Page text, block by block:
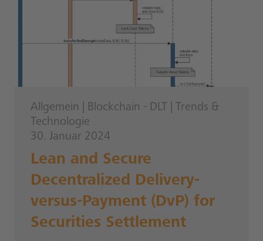
Allgemein Blockchain - DLT
Trends &
Technologie
30. Januar 2024
Lean and Secure
Decentralized Delivery-
versus-Payment (DvP) for
Securities Settlement